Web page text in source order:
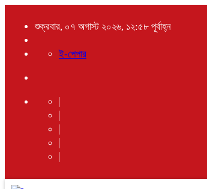
শুক্রবার, ০৭ অগাস্ট ২০২৬, ১২:৫৮ পূর্বাহ্ন
ই-পেপার